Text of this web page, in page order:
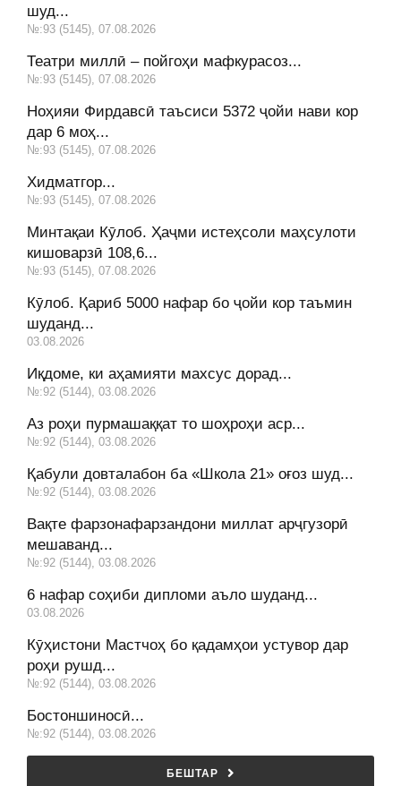
шуд...
№:93 (5145), 07.08.2026
Театри миллӣ – пойгоҳи мафкурасоз...
№:93 (5145), 07.08.2026
Ноҳияи Фирдавсӣ таъсиси 5372 ҷойи нави кор
дар 6 моҳ...
№:93 (5145), 07.08.2026
Хидматгор...
№:93 (5145), 07.08.2026
Минтақаи Кӯлоб. Ҳаҷми истеҳсоли маҳсулоти
кишоварзӣ 108,6...
№:93 (5145), 07.08.2026
Кӯлоб. Қариб 5000 нафар бо ҷойи кор таъмин
шуданд...
03.08.2026
Иқдоме, ки аҳамияти махсус дорад...
№:92 (5144), 03.08.2026
Аз роҳи пурмашаққат то шоҳроҳи аср...
№:92 (5144), 03.08.2026
Қабули довталабон ба «Школа 21» оғоз шуд...
№:92 (5144), 03.08.2026
Вақте фарзонафарзандони миллат арҷгузорӣ
мешаванд...
№:92 (5144), 03.08.2026
6 нафар соҳиби дипломи аъло шуданд...
03.08.2026
Кӯҳистони Мастчоҳ бо қадамҳои устувор дар
роҳи рушд...
№:92 (5144), 03.08.2026
Бостоншиносӣ...
№:92 (5144), 03.08.2026
БЕШТАР